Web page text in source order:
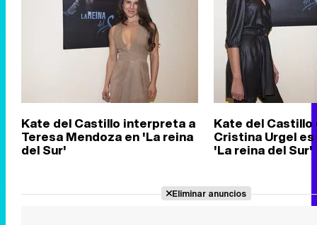
Kate del Castillo interpreta a
Teresa Mendoza en 'La reina
del Sur'
Kate del Castillo
Cristina Urgel
'La reina del Sur'
Eliminar anuncios